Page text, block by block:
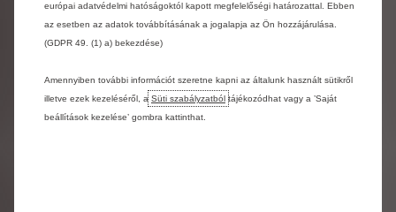
energiahatékonyságban is megmutatkozik: az elektromos ë-
C4 X 360 km megtételére képes (WLTP szerinti hatótáv).
A hátsó lökhárítóra csukódó csomagtérajtó vonalvezetése
a középen elhelyezett Citroën felirat fölött egy diszkrét
spoilerben végződik. Maga az ajtótábla enyhén a jármű eleje
felé lejt, ami fokozza a hátsó design lenyűgöző hatását és
európai adatvédelmi hatóságoktól kapott megfelelőségi határozattal. Ebben
az esetben az adatok továbbításának a jogalapja az Ön hozzájárulása.
(GDPR 49. (1) a) bekezdése)
Amennyiben további információt szeretne kapni az általunk használt sütikről
illetve ezek kezeléséről, a Süti szabályzatból tájékozódhat vagy a ’Saját
beállítások kezelése’ gombra kattinthat.